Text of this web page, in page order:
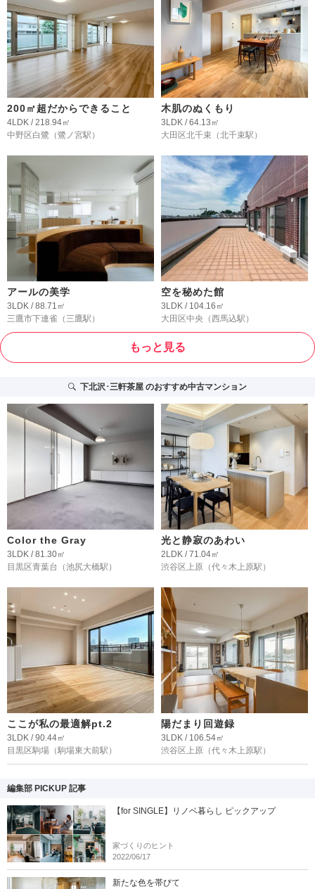
200㎡超だからできること
4LDK / 218.94㎡
中野区白鷺 （鷺ノ宮駅）
木肌のぬくもり
3LDK / 64.13㎡
大田区北千束 （北千束駅）
アールの美学
3LDK / 88.71㎡
三鷹市下連雀 （三鷹駅）
空を秘めた館
3LDK / 104.16㎡
大田区中央 （西馬込駅）
もっと見る
下北沢･三軒茶屋のおすすめ中古マンション
Color the Gray
3LDK / 81.30㎡
目黒区青葉台 （池尻大橋駅）
光と静寂のあわい
2LDK / 71.04㎡
渋谷区上原 （代々木上原駅）
ここが私の最適解pt.2
3LDK / 90.44㎡
目黒区駒場 （駒場東大前駅）
陽だまり回遊録
3LDK / 106.54㎡
渋谷区上原 （代々木上原駅）
編集部 PICKUP 記事
【for SINGLE】リノベ暮らし ピックアップ
家づくりのヒント
2022/06/17
新たな色を帯びて